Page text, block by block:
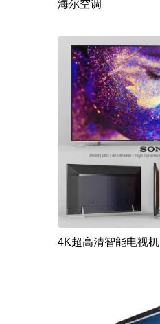
海尔空调
4K超高清智能电视机